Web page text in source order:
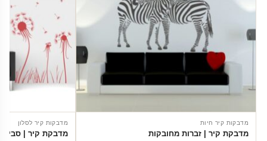
מדבקות קיר חיות
מדבקת קיר | זברות מחובקות
מדבקות קיר לסלון
מדבקת קיר |